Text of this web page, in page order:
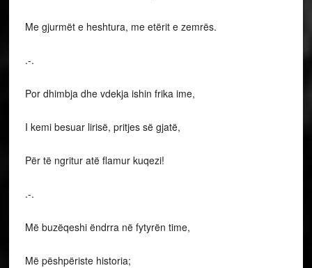
Me gjurmët e heshtura, me etërit e zemrës.
.-.
Por dhimbja dhe vdekja ishin frika ime,
I kemi besuar lirisë, pritjes së gjatë,
Për të ngritur atë flamur kuqezi!
.-.
Më buzëqeshi ëndrra në fytyrën time,
Më pëshpëriste historia;